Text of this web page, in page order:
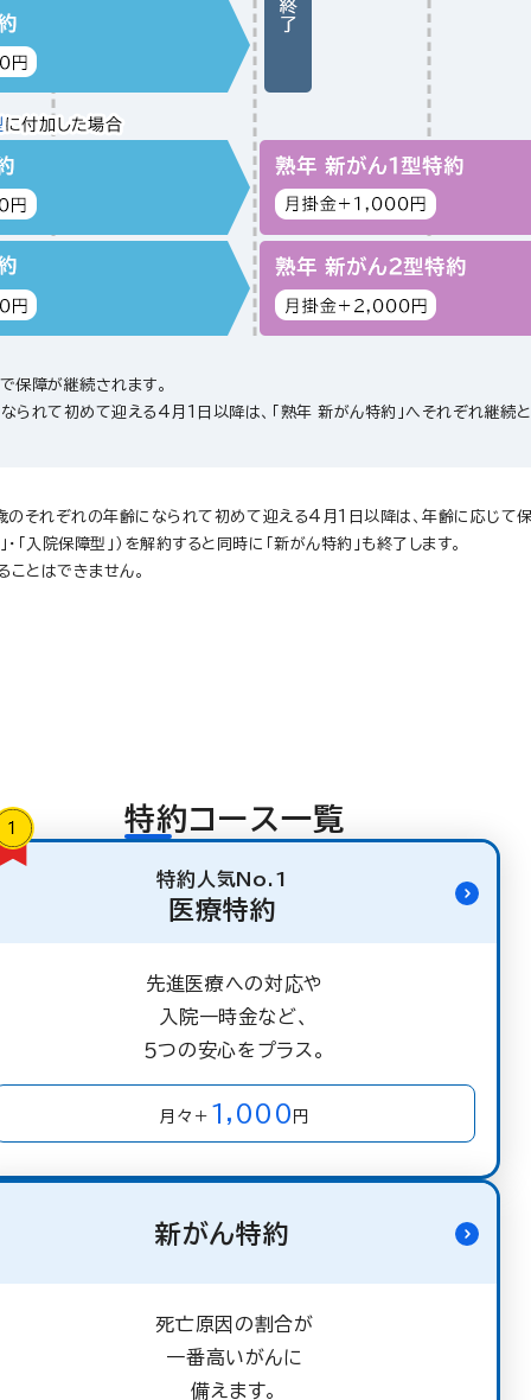
保障が継続されます。
られて初めて迎える4月1日以降は、「熟年 新がん特約」へそれぞれ継続と
それぞれの年齢になられて初めて迎える4月1日以降は、年齢に応じて
・「入院保障型」）を解約すると同時に「新がん特約」も終了します。
ことはできません。
特約コース一覧
特約人気No.1
医療特約
先進医療への対応や
入院一時金など、
５つの安心をプラス。
月々＋ 1,000 円
新がん特約
死亡原因の割合が
一番高いがんに
備えます。